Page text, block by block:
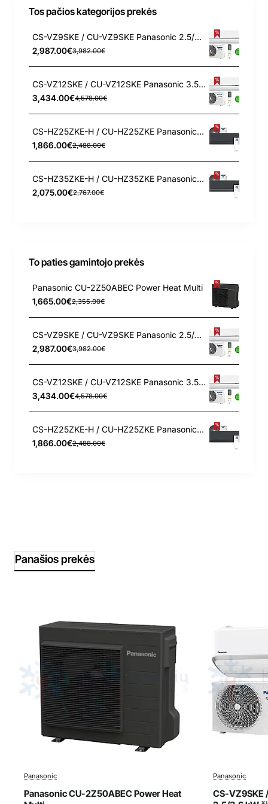
Tos pačios kategorijos prekės
CS-VZ9SKE / CU-VZ9SKE Panasonic 2.5/3.6 kW šilumos siurblys
2,987.00€3,982.00€
CS-VZ12SKE / CU-VZ12SKE Panasonic 3.5/4.2 kW šilumos siurblys
3,434.00€4,578.00€
CS-HZ25ZKE-H / CU-HZ25ZKE Panasonic 2.5/3.2 kW šilumos siurblys
1,866.00€2,488.00€
CS-HZ35ZKE-H / CU-HZ35ZKE Panasonic 3.5/4.2 kW šilumos siurblys
2,075.00€2,767.00€
To paties gamintojo prekės
Panasonic CU-2Z50ABEC Power Heat Multi
1,665.00€2,355.00€
CS-VZ9SKE / CU-VZ9SKE Panasonic 2.5/3.6 kW šilumos siurblys
2,987.00€3,982.00€
CS-VZ12SKE / CU-VZ12SKE Panasonic 3.5/4.2 kW šilumos siurblys
3,434.00€4,578.00€
CS-HZ25ZKE-H / CU-HZ25ZKE Panasonic 2.5/3.2 kW šilumos siurblys
1,866.00€2,488.00€
Panašios prekės
Išpardavimas
Naujiena
Panasonic
Panasonic CU-2Z50ABEC Power Heat
Panasonic
CS-VZ9SKE